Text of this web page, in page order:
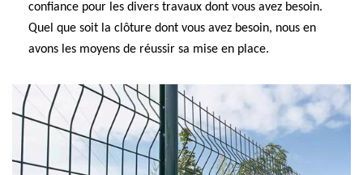
confiance pour les divers travaux dont vous avez besoin.
Quel que soit la clôture dont vous avez besoin, nous en
avons les moyens de réussir sa mise en place.